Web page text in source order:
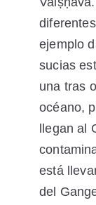
ejemplo
sucias
una tras
océano,
llegan al
está
del